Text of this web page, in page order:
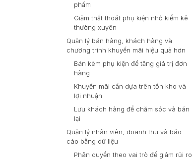
phẩm
Giảm thất thoát phụ kiện nhờ kiểm kê
thường xuyên
Quản lý bán hàng, khách hàng và
chương trình khuyến mãi hiệu quả hơn
Bán kèm phụ kiện để tăng giá trị đơn
hàng
Khuyến mãi cần dựa trên tồn kho và
lợi nhuận
Lưu khách hàng để chăm sóc và bán
lại
Quản lý nhân viên, doanh thu và báo
cáo bằng dữ liệu
Phân quyền theo vai trò để giảm rủi ro